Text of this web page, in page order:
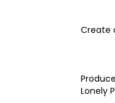
Create
Lonely